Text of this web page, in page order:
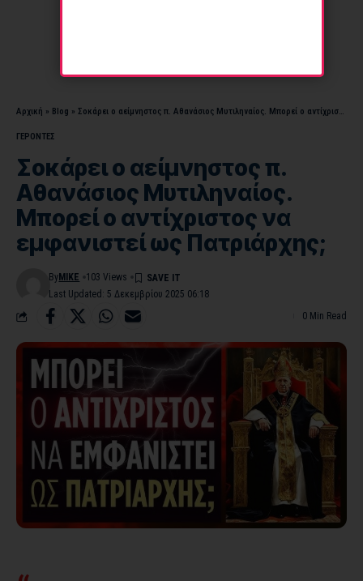
Αρχική » Blog » Σοκάρει ο αείμνηστος π. Αθανάσιος Μυτιληναίος. Μπορεί ο αντίχριστος να εμφανιστεί ως Πατριάρχης;
ΓΕΡΟΝΤΕΣ
Σοκάρει ο αείμνηστος π.
Αθανάσιος Μυτιληναίος.
Μπορεί ο αντίχριστος να
εμφανιστεί ως Πατριάρχης;
Last Updated: 5 Δεκεμβρίου 2025 06:18
By MIKE 103 Views
0 Min Read